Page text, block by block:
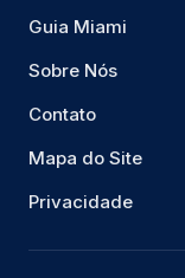
Guia Miami
Sobre Nós
Contato
Mapa do Site
Privacidade